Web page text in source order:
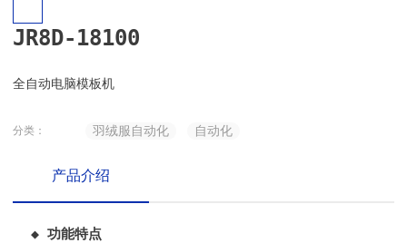
JR8D-18100
全自动电脑模板机
分类： 羽绒服自动化 自动化
产品介绍
◆ 功能特点